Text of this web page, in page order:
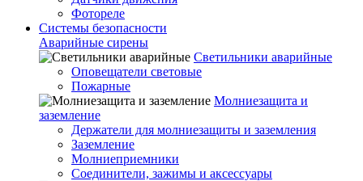
Фотореле
Системы безопасности
Аварийные сирены
Светильники аварийные
Оповещатели световые
Пожарные
Молниезащита и
заземление
Держатели для молниезащиты и заземления
Заземление
Молниеприемники
Соединители, зажимы и аксессуары